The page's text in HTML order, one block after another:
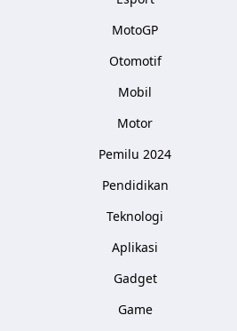
MotoGP
Otomotif
Mobil
Motor
Pemilu 2024
Pendidikan
Teknologi
Aplikasi
Gadget
Game